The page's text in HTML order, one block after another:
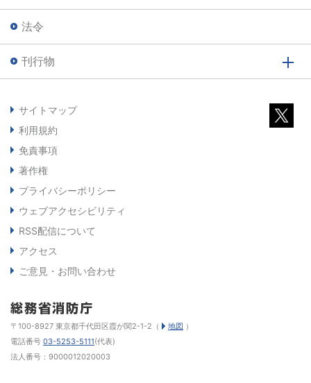
法令
刊行物
サイトマップ
利用規約
免責事項
著作権
プライバシーポリシー
ウェブアクセシビリティ
RSS配信について
アクセス
ご意見・お問い合わせ
〒100-8927 東京都千代田区霞が関2-1-2（ 地図 ）
電話番号 03-5253-5111(代表)
法人番号：9000012020003